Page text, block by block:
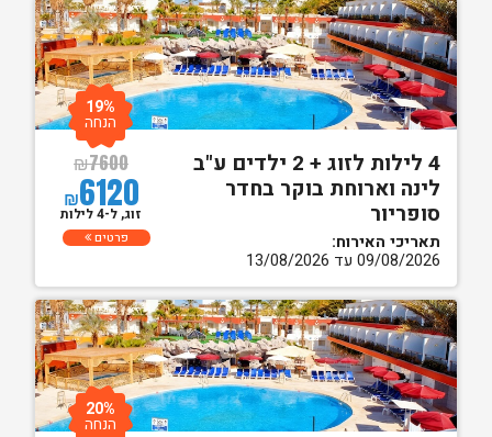
4 לילות לזוג + 2 ילדים ע"ב
לינה וארוחת בוקר בחדר
סופריור
תאריכי האירוח:
09/08/2026 עד 13/08/2026
₪7600
₪6120
19%
הנחה
זוג, ל-4 לילות
פרטים
20%
הנחה